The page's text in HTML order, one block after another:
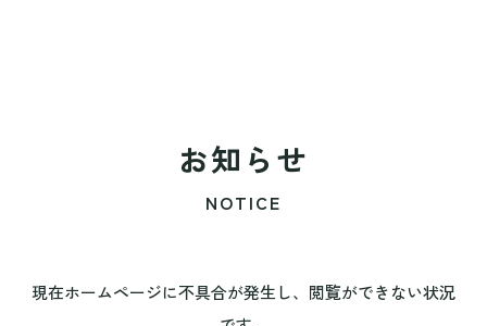
お知らせ
NOTICE
現在ホームページに不具合が発生し、閲覧ができない状況